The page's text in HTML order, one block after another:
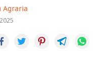
Agraria